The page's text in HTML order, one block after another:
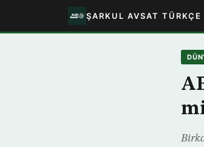
ŞARKUL AVSAT TÜRKÇE